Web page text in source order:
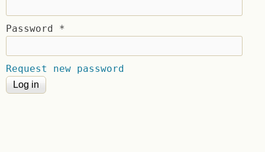
Password *
Request new password